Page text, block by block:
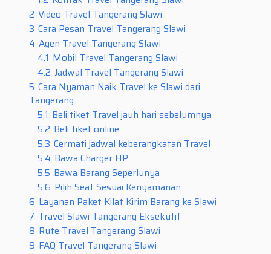
2 Video Travel Tangerang Slawi
3 Cara Pesan Travel Tangerang Slawi
4 Agen Travel Tangerang Slawi
4.1 Mobil Travel Tangerang Slawi
4.2 Jadwal Travel Tangerang Slawi
5 Cara Nyaman Naik Travel ke Slawi dari
Tangerang
5.1 Beli tiket Travel jauh hari sebelumnya
5.2 Beli tiket online
5.3 Cermati jadwal keberangkatan Travel
5.4 Bawa Charger HP
5.5 Bawa Barang Seperlunya
5.6 Pilih Seat Sesuai Kenyamanan
6 Layanan Paket Kilat Kirim Barang ke Slawi
7 Travel Slawi Tangerang Eksekutif
8 Rute Travel Tangerang Slawi
9 FAQ Travel Tangerang Slawi